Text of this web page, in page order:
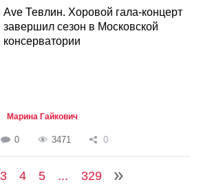
Ave Тевлин. Хоровой гала-концерт
завершил сезон в Московской
консерватории
Марина Гайкович
0 3471 0
3 4 5 ... 329